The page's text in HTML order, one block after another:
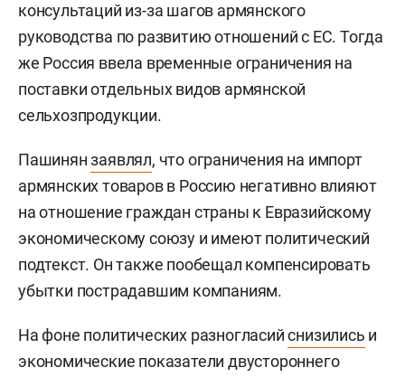
консультаций из-за шагов армянского
руководства по развитию отношений с ЕС. Тогда
же Россия ввела временные ограничения на
поставки отдельных видов армянской
сельхозпродукции.
Пашинянзаявлял, что ограничения на импорт
армянских товаров в Россию негативно влияют
на отношение граждан страны к Евразийскому
экономическому союзу и имеют политический
подтекст. Он также пообещал компенсировать
убытки пострадавшим компаниям.
На фоне политических разногласийснизились и
экономические показатели двустороннего